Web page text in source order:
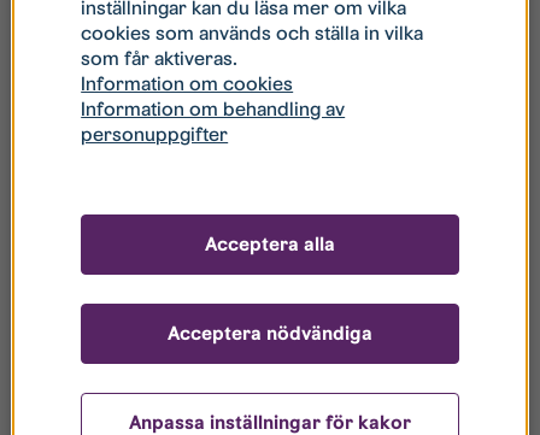
Illustrationerna är framtagna av Okidoki
inställningar kan du läsa mer om vilka
cookies som används och ställa in vilka
som får aktiveras.
Information om cookies
Information om behandling av
personuppgifter
Anpassa inställningar för kakor
Acceptera nödvändiga
Acceptera alla